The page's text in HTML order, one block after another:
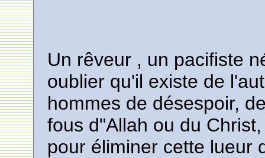
Un rêveur , un pacifiste
oublier qu'il existe de
hommes de désespoir,
fous d"Allah ou du
pour éliminer cette lueur